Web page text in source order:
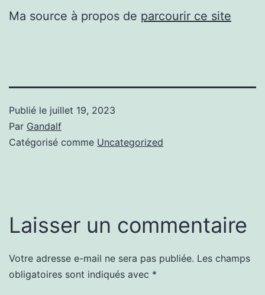
Ma source à propos de parcourir ce site
Publié le juillet 19, 2023
Par Gandalf
Catégorisé comme Uncategorized
Laisser un commentaire
Votre adresse e-mail ne sera pas publiée. Les champs
obligatoires sont indiqués avec *